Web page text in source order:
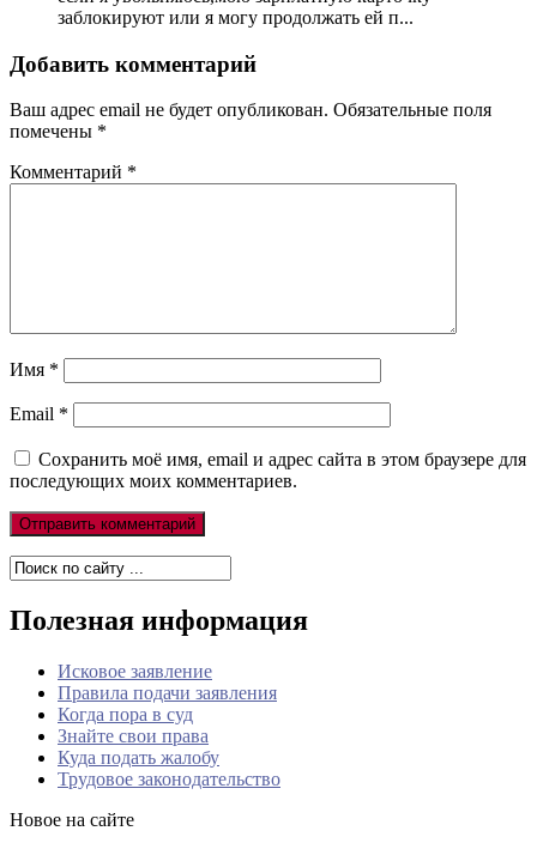
заблокируют или я могу продолжать ей п...
Добавить комментарий
Ваш адрес email не будет опубликован. Обязательные поля
помечены *
Комментарий *
Имя *
Email *
Сохранить моё имя, email и адрес сайта в этом браузере для
последующих моих комментариев.
Полезная информация
Исковое заявление
Правила подачи заявления
Когда пора в суд
Знайте свои права
Куда подать жалобу
Трудовое законодательство
Новое на сайте